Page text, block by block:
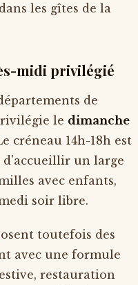
les gîtes de la
midi privilégié
de
le dimanche
créneau 14h-18h est
un large
avec enfants,
soir libre.
toutefois des
avec une formule
restauration